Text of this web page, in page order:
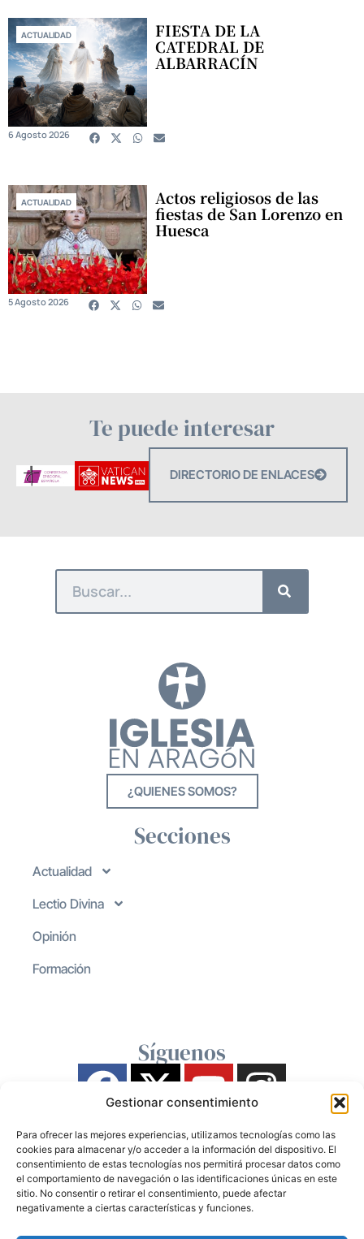
Gestionar consentimiento
Para ofrecer las mejores experiencias, utilizamos tecnologías como las
cookies para almacenar y/o acceder a la información del dispositivo. El
consentimiento de estas tecnologías nos permitirá procesar datos como
el comportamiento de navegación o las identificaciones únicas en este
sitio. No consentir o retirar el consentimiento, puede afectar
negativamente a ciertas características y funciones.
ACTUALIDAD FIESTA DE LA
CATEDRAL DE
ALBARRACÍN
6 Agosto 2026
ACTUALIDAD Actos religiosos de las
fiestas de San Lorenzo en
Huesca
5 Agosto 2026
Te puede interesar
DIRECTORIO DE ENLACES
¿QUIENES SOMOS?
Secciones
Actualidad
Lectio Divina
Opinión
Formación
Síguenos